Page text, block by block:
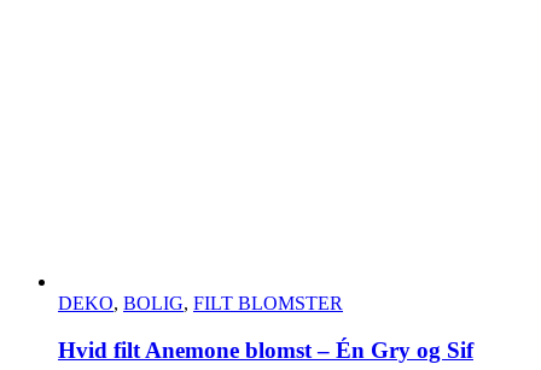
DEKO, BOLIG, FILT BLOMSTER
Hvid filt Anemone blomst – Én Gry og Sif